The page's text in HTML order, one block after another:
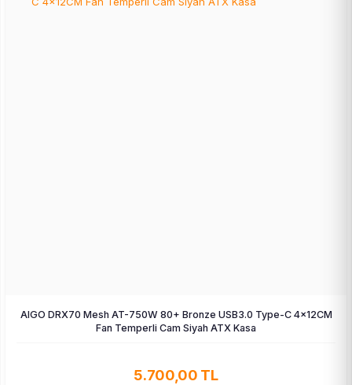
AIGO DRX70 Mesh AT-750W 80+ Bronze USB3.0 Type-C 4×12CM
Fan Temperli Cam Siyah ATX Kasa
5.700,00 TL